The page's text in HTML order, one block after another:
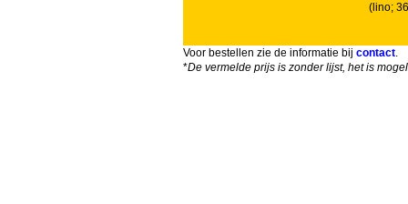
(lino;
Voor bestellen zie de informatie bij contact.
*De vermelde prijs is zonder lijst, het is